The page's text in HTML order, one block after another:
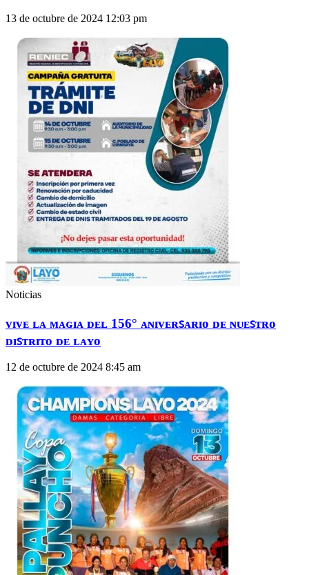
13 de octubre de 2024 12:03 pm
Noticias
ᴠɪᴠᴇ ʟᴀ ᴍᴀɢɪᴀ ᴅᴇʟ 156° ᴀɴɪᴠᴇʀꜱᴀʀɪᴏ ᴅᴇ ɴᴜᴇꜱᴛʀᴏ
ᴅɪꜱᴛʀɪᴛᴏ ᴅᴇ ʟᴀʏᴏ
12 de octubre de 2024 8:45 am